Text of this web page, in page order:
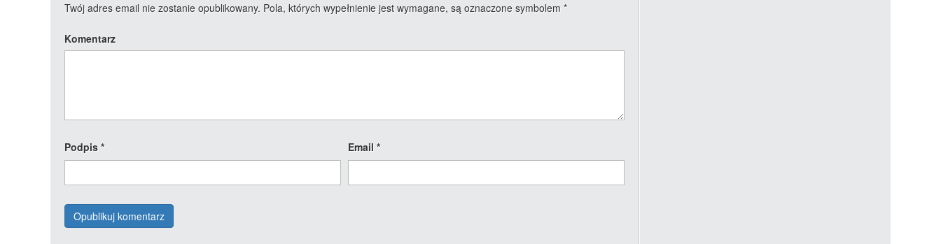
Twój adres email nie zostanie opublikowany. Pola, których wypełnienie jest wymagane, są oznaczone symbolem *
Komentarz
Podpis * Email *